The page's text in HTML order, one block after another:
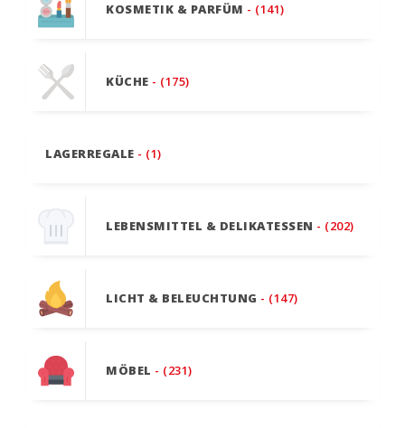
KOSMETIK & PARFÜM - (141)
KÜCHE - (175)
LAGERREGALE - (1)
LEBENSMITTEL & DELIKATESSEN - (202)
LICHT & BELEUCHTUNG - (147)
MÖBEL - (231)